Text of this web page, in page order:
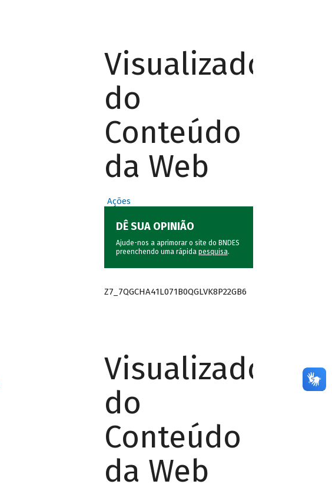
Visualizador
do
Conteúdo
da Web
Ações
DÊ SUA OPINIÃO
Ajude-nos a aprimorar o site do BNDES
preenchendo uma rápida pesquisa.
Z7_7QGCHA41L071B0QGLVK8P22GB6
Visualizador
do
Conteúdo
da Web